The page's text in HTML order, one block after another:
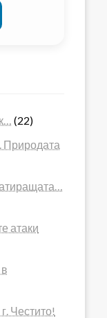
(22)
Природата
атаки
Честито!